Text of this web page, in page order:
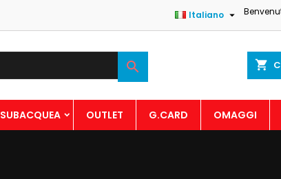
Italiano 
shopping_cart

SUBACQUEA OUTLET G.CARD OMAGGI